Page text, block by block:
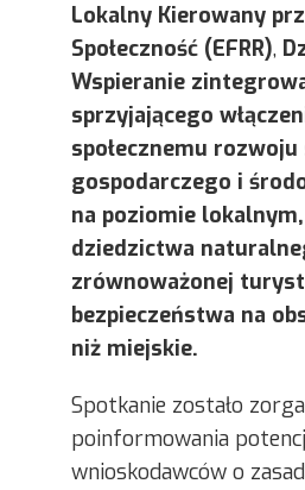
Lokalny Kierowany
Społeczność (EFRR),
Wspieranie
sprzyjającego
społecznemu rozwoju
gospodarczego i
na poziomie
dziedzictwa
zrównoważonej
bezpieczeństwa na
niż miejskie.
Spotkanie zostało
poinformowania
wnioskodawców o